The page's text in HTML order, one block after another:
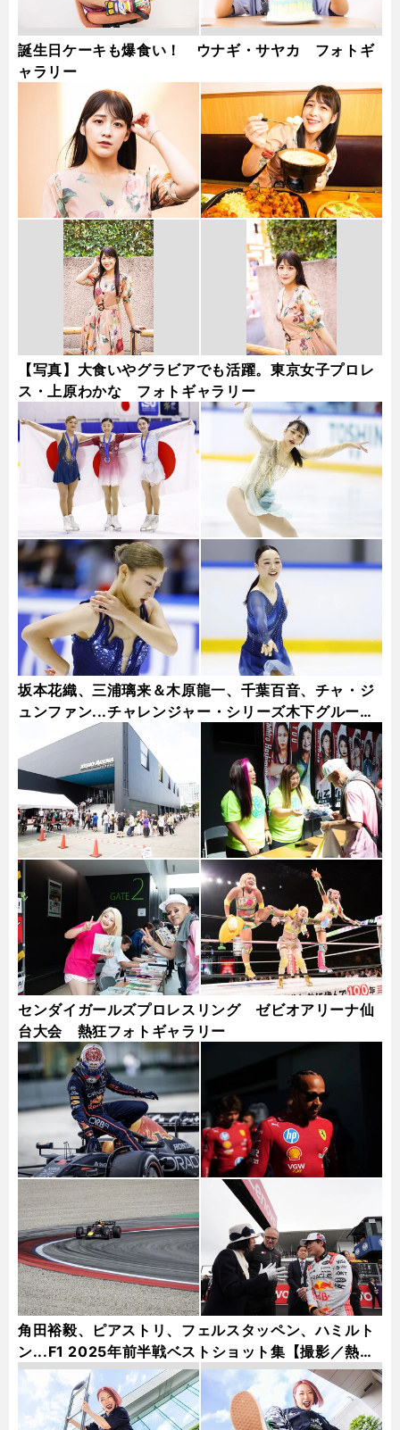
誕生日ケーキも爆食い！ ウナギ・サヤカ フォトギ
ャラリー
【写真】大食いやグラビアでも活躍。東京女子プロレ
ス・上原わかな フォトギャラリー
坂本花織、三浦璃来＆木原龍一、千葉百音、チャ・ジ
ュンファン...チャレンジャー・シリーズ木下グループ
杯フォトギャラリー
センダイガールズプロレスリング ゼビオアリーナ仙
台大会 熱狂フォトギャラリー
角田裕毅、ピアストリ、フェルスタッペン、ハミルト
ン...F1 2025年前半戦ベストショット集【撮影／熱田
護＆桜井淳雄】